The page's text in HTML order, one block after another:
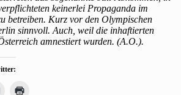
keinerlei Propaganda im
betreiben. Kurz vor den Olympischen
sinnvoll. Auch, weil die inhaftierten
amnestiert wurden. (A.O.).
Klicken,